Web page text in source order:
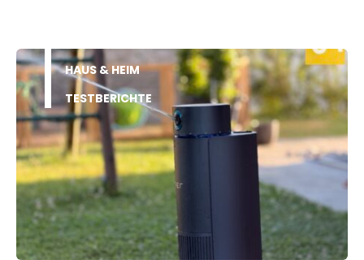
HAUS & HEIM
TESTBERICHTE